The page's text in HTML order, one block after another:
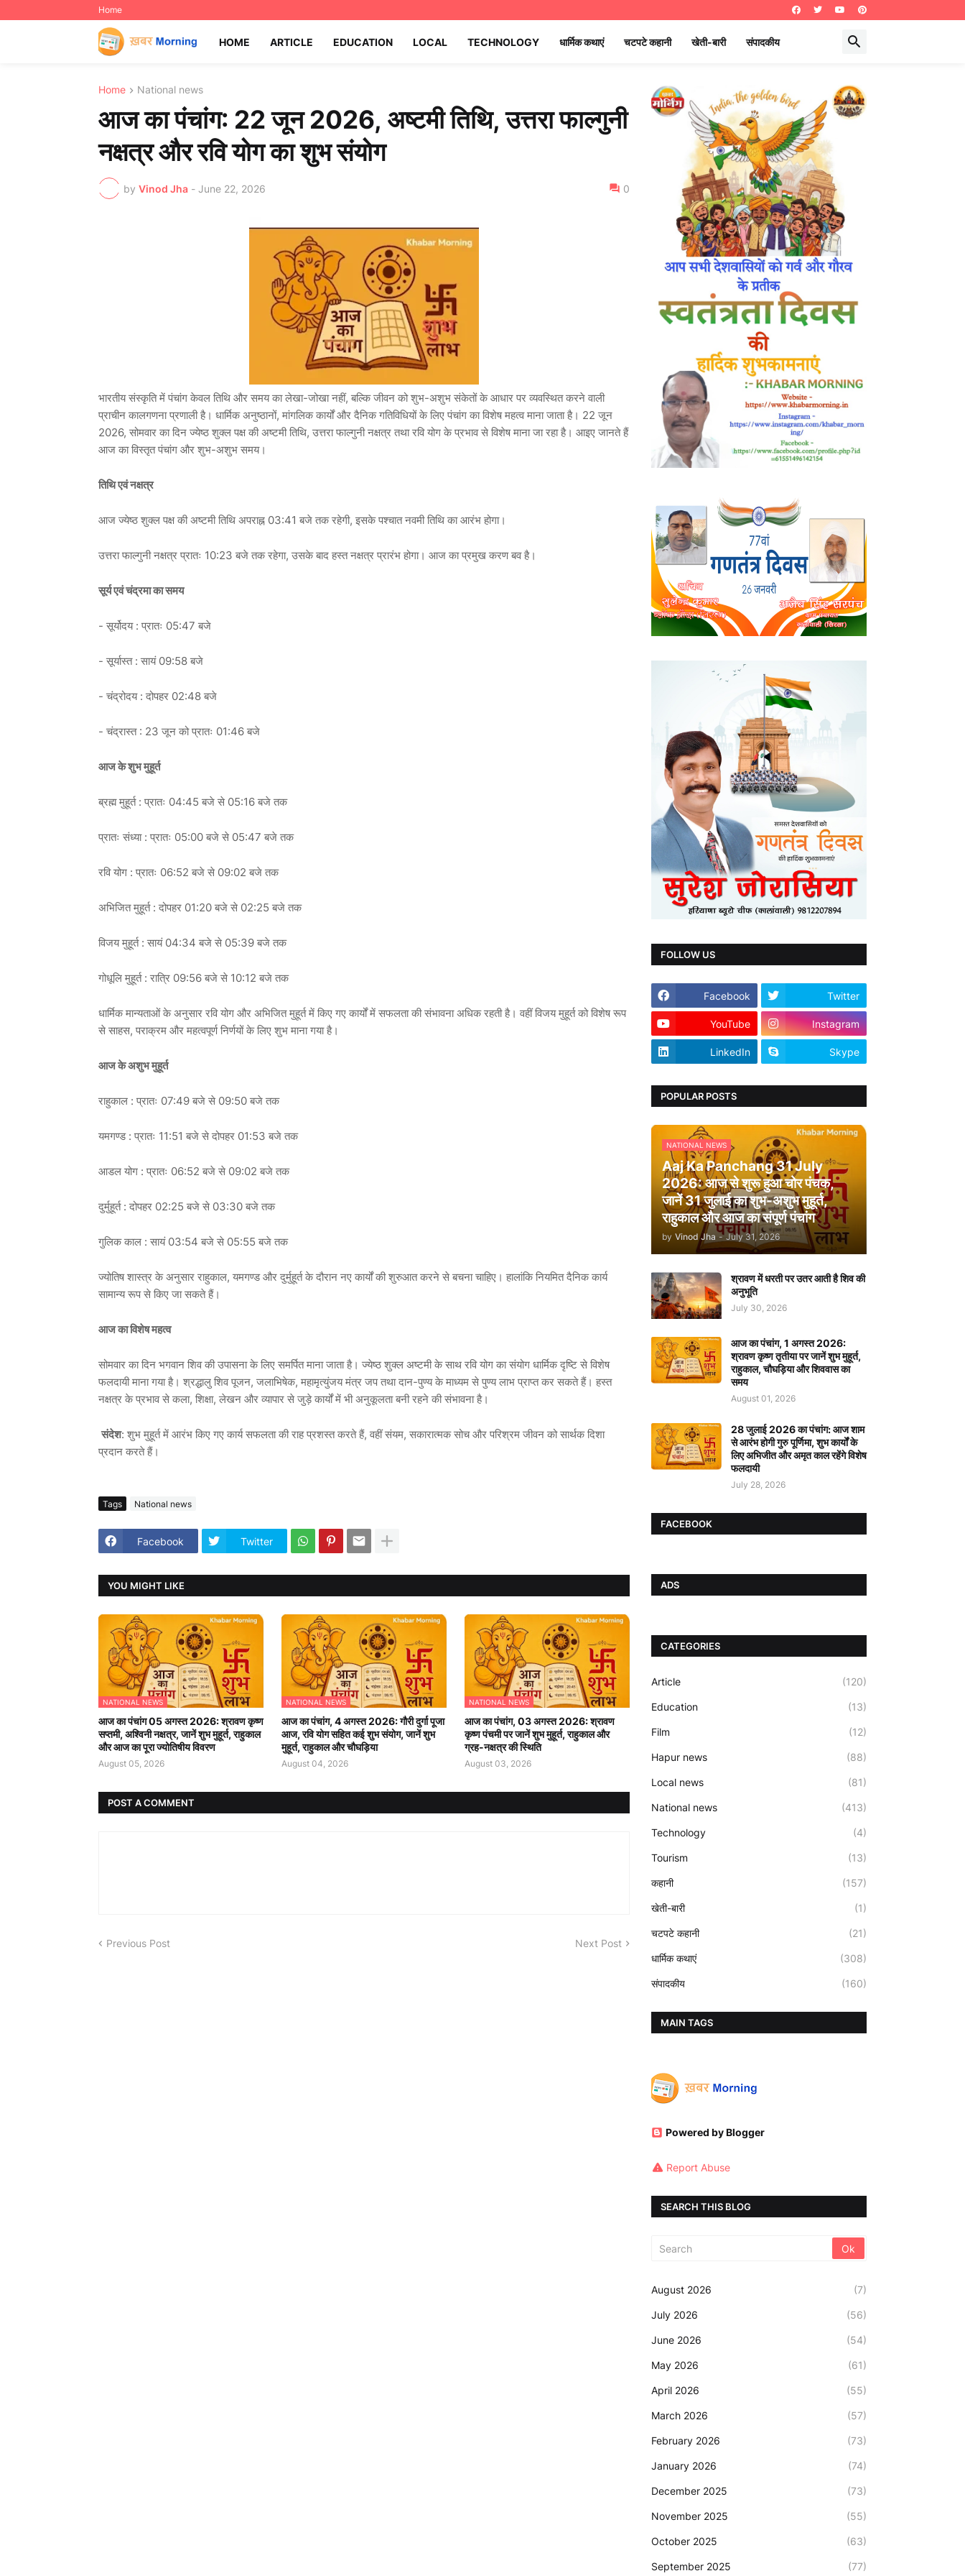
Home
HOME ARTICLE EDUCATION LOCAL TECHNOLOGY धार्मिक कथाएं चटपटे कहानी खेती-बारी संपादकीय
Home National news
आज का पंचांग: 22 जून 2026, अष्टमी तिथि, उत्तरा फाल्गुनी
नक्षत्र और रवि योग का शुभ संयोग
by Vinod Jha - June 22, 2026 0
भारतीय संस्कृति में पंचांग केवल तिथि और समय का लेखा-जोखा नहीं, बल्कि जीवन को शुभ-अशुभ संकेतों के आधार पर व्यवस्थित करने वाली
प्राचीन कालगणना प्रणाली है। धार्मिक अनुष्ठानों, मांगलिक कार्यों और दैनिक गतिविधियों के लिए पंचांग का विशेष महत्व माना जाता है। 22 जून
2026, सोमवार का दिन ज्येष्ठ शुक्ल पक्ष की अष्टमी तिथि, उत्तरा फाल्गुनी नक्षत्र तथा रवि योग के प्रभाव से विशेष माना जा रहा है। आइए जानते हैं
आज का विस्तृत पंचांग और शुभ-अशुभ समय।
तिथि एवं नक्षत्र
आज ज्येष्ठ शुक्ल पक्ष की अष्टमी तिथि अपराह्न 03:41 बजे तक रहेगी, इसके पश्चात नवमी तिथि का आरंभ होगा।
उत्तरा फाल्गुनी नक्षत्र प्रातः 10:23 बजे तक रहेगा, उसके बाद हस्त नक्षत्र प्रारंभ होगा। आज का प्रमुख करण बव है।
सूर्य एवं चंद्रमा का समय
- सूर्योदय : प्रातः 05:47 बजे
- सूर्यास्त : सायं 09:58 बजे
- चंद्रोदय : दोपहर 02:48 बजे
- चंद्रास्त : 23 जून को प्रातः 01:46 बजे
आज के शुभ मुहूर्त
ब्रह्म मुहूर्त : प्रातः 04:45 बजे से 05:16 बजे तक
प्रातः संध्या : प्रातः 05:00 बजे से 05:47 बजे तक
रवि योग : प्रातः 06:52 बजे से 09:02 बजे तक
अभिजित मुहूर्त : दोपहर 01:20 बजे से 02:25 बजे तक
विजय मुहूर्त : सायं 04:34 बजे से 05:39 बजे तक
गोधूलि मुहूर्त : रात्रि 09:56 बजे से 10:12 बजे तक
धार्मिक मान्यताओं के अनुसार रवि योग और अभिजित मुहूर्त में किए गए कार्यों में सफलता की संभावना अधिक रहती है। वहीं विजय मुहूर्त को विशेष रूप
से साहस, पराक्रम और महत्वपूर्ण निर्णयों के लिए शुभ माना गया है।
आज के अशुभ मुहूर्त
राहुकाल : प्रातः 07:49 बजे से 09:50 बजे तक
यमगण्ड : प्रातः 11:51 बजे से दोपहर 01:53 बजे तक
आडल योग : प्रातः 06:52 बजे से 09:02 बजे तक
दुर्मुहूर्त : दोपहर 02:25 बजे से 03:30 बजे तक
गुलिक काल : सायं 03:54 बजे से 05:55 बजे तक
ज्योतिष शास्त्र के अनुसार राहुकाल, यमगण्ड और दुर्मुहूर्त के दौरान नए कार्यों की शुरुआत करने से बचना चाहिए। हालांकि नियमित दैनिक कार्य
सामान्य रूप से किए जा सकते हैं।
आज का विशेष महत्व
सोमवार का दिन भगवान शिव की उपासना के लिए समर्पित माना जाता है। ज्येष्ठ शुक्ल अष्टमी के साथ रवि योग का संयोग धार्मिक दृष्टि से विशेष
फलदायी माना गया है। श्रद्धालु शिव पूजन, जलाभिषेक, महामृत्युंजय मंत्र जप तथा दान-पुण्य के माध्यम से पुण्य लाभ प्राप्त कर सकते हैं। हस्त
नक्षत्र के प्रभाव से कला, शिक्षा, लेखन और व्यापार से जुड़े कार्यों में भी अनुकूलता बनी रहने की संभावना है।
संदेश: शुभ मुहूर्त में आरंभ किए गए कार्य सफलता की राह प्रशस्त करते हैं, वहीं संयम, सकारात्मक सोच और परिश्रम जीवन को सार्थक दिशा
प्रदान करते हैं।
Tags National news
Facebook Twitter
YOU MIGHT LIKE
NATIONAL NEWS
आज का पंचांग 05 अगस्त 2026: श्रावण कृष्ण
सप्तमी, अश्विनी नक्षत्र, जानें शुभ मुहूर्त, राहुकाल
और आज का पूरा ज्योतिषीय विवरण
August 05, 2026
NATIONAL NEWS
आज का पंचांग, 4 अगस्त 2026: गौरी दुर्गा पूजा
आज, रवि योग सहित कई शुभ संयोग, जानें शुभ
मुहूर्त, राहुकाल और चौघड़िया
August 04, 2026
NATIONAL NEWS
आज का पंचांग, 03 अगस्त 2026: श्रावण
कृष्ण पंचमी पर जानें शुभ मुहूर्त, राहुकाल और
ग्रह-नक्षत्र की स्थिति
August 03, 2026
POST A COMMENT
Previous Post Next Post
FOLLOW US
Facebook Twitter
YouTube Instagram
LinkedIn Skype
POPULAR POSTS
NATIONAL NEWS
Aaj Ka Panchang 31 July
2026: आज से शुरू हुआ चोर पंचक,
जानें 31 जुलाई का शुभ-अशुभ मुहूर्त,
राहुकाल और आज का संपूर्ण पंचांग
by Vinod Jha - July 31, 2026
श्रावण में धरती पर उतर आती है शिव की
अनुभूति
July 30, 2026
आज का पंचांग, 1 अगस्त 2026:
श्रावण कृष्ण तृतीया पर जानें शुभ मुहूर्त,
राहुकाल, चौघड़िया और शिववास का
समय
August 01, 2026
28 जुलाई 2026 का पंचांग: आज शाम
से आरंभ होगी गुरु पूर्णिमा, शुभ कार्यों के
लिए अभिजीत और अमृत काल रहेंगे विशेष
फलदायी
July 28, 2026
FACEBOOK
ADS
CATEGORIES
Article (120)
Education (13)
Film (12)
Hapur news (88)
Local news (81)
National news (413)
Technology (4)
Tourism (13)
कहानी (157)
खेती-बारी (1)
चटपटे कहानी (21)
धार्मिक कथाएं (308)
संपादकीय (160)
MAIN TAGS
Powered by Blogger
Report Abuse
SEARCH THIS BLOG
August 2026 (7)
July 2026 (56)
June 2026 (54)
May 2026 (61)
April 2026 (55)
March 2026 (57)
February 2026 (73)
January 2026 (74)
December 2025 (73)
November 2025 (55)
October 2025 (63)
September 2025 (77)